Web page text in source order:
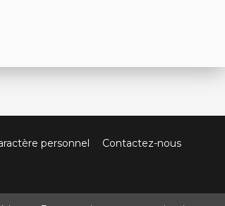
personnel
Contactez-nous